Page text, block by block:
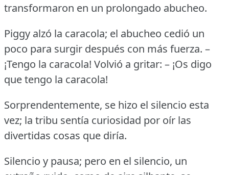
transformaron en un prolongado abucheo.
Piggy alzó la caracola; el abucheo cedió un
poco para surgir después con más fuerza. –
¡Tengo la caracola! Volvió a gritar: – ¡Os digo
que tengo la caracola!
Sorprendentemente, se hizo el silencio esta
vez; la tribu sentía curiosidad por oír las
divertidas cosas que diría.
Silencio y pausa; pero en el silencio, un